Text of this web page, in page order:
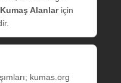
Alanlariçin
kumas.org